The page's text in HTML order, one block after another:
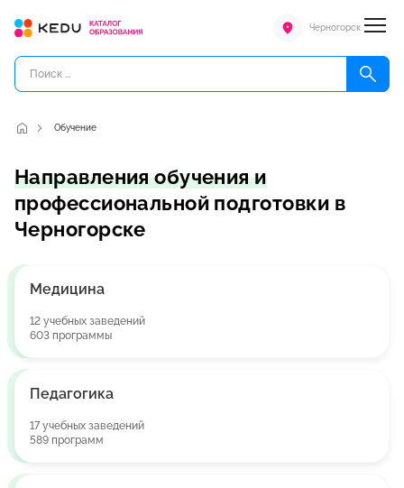
Черногорск
Обучение
Направления обучения и
профессиональной подготовки в
Черногорске
Медицина
12 учебных заведений
603 программы
Педагогика
17 учебных заведений
589 программ